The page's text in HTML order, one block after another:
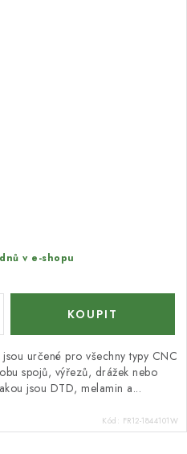
v e-shopu
určené pro všechny typy CNC
spojů, výřezů, drážek nebo
jsou DTD, melamin a...
Kód: FR12-1844101W